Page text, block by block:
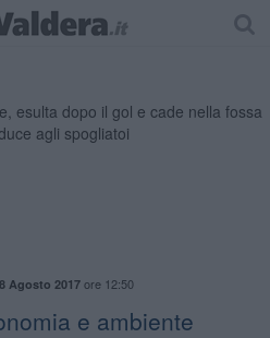
Agosto 2017ore 12:50
e ambiente